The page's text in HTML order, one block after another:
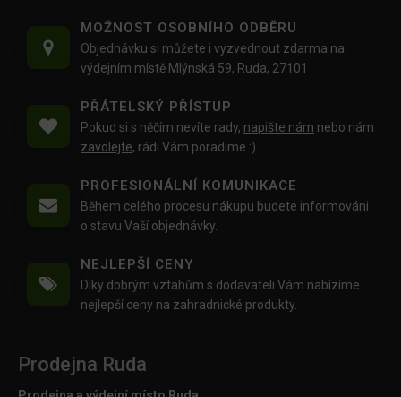
MOŽNOST OSOBNÍHO ODBĚRU
Objednávku si můžete i vyzvednout zdarma na
výdejním místě Mlýnská 59, Ruda, 27101
PŘÁTELSKÝ PŘÍSTUP
Pokud si s něčím nevíte rady, napište nám nebo nám
zavolejte, rádi Vám poradíme :)
PROFESIONÁLNÍ KOMUNIKACE
Během celého procesu nákupu budete informováni
o stavu Vaší objednávky.
NEJLEPŠÍ CENY
Díky dobrým vztahům s dodavateli Vám nabízíme
nejlepší ceny na zahradnické produkty.
Prodejna Ruda